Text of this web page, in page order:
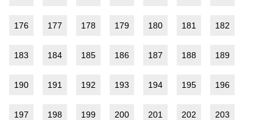
176 177 178 179 180 181 182
183 184 185 186 187 188 189
190 191 192 193 194 195 196
197 198 199 200 201 202 203